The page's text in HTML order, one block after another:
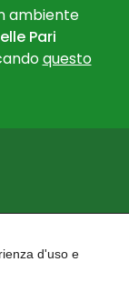
400,00 €
a
430,00 €
ambiente
Pari
questo
d'uso e